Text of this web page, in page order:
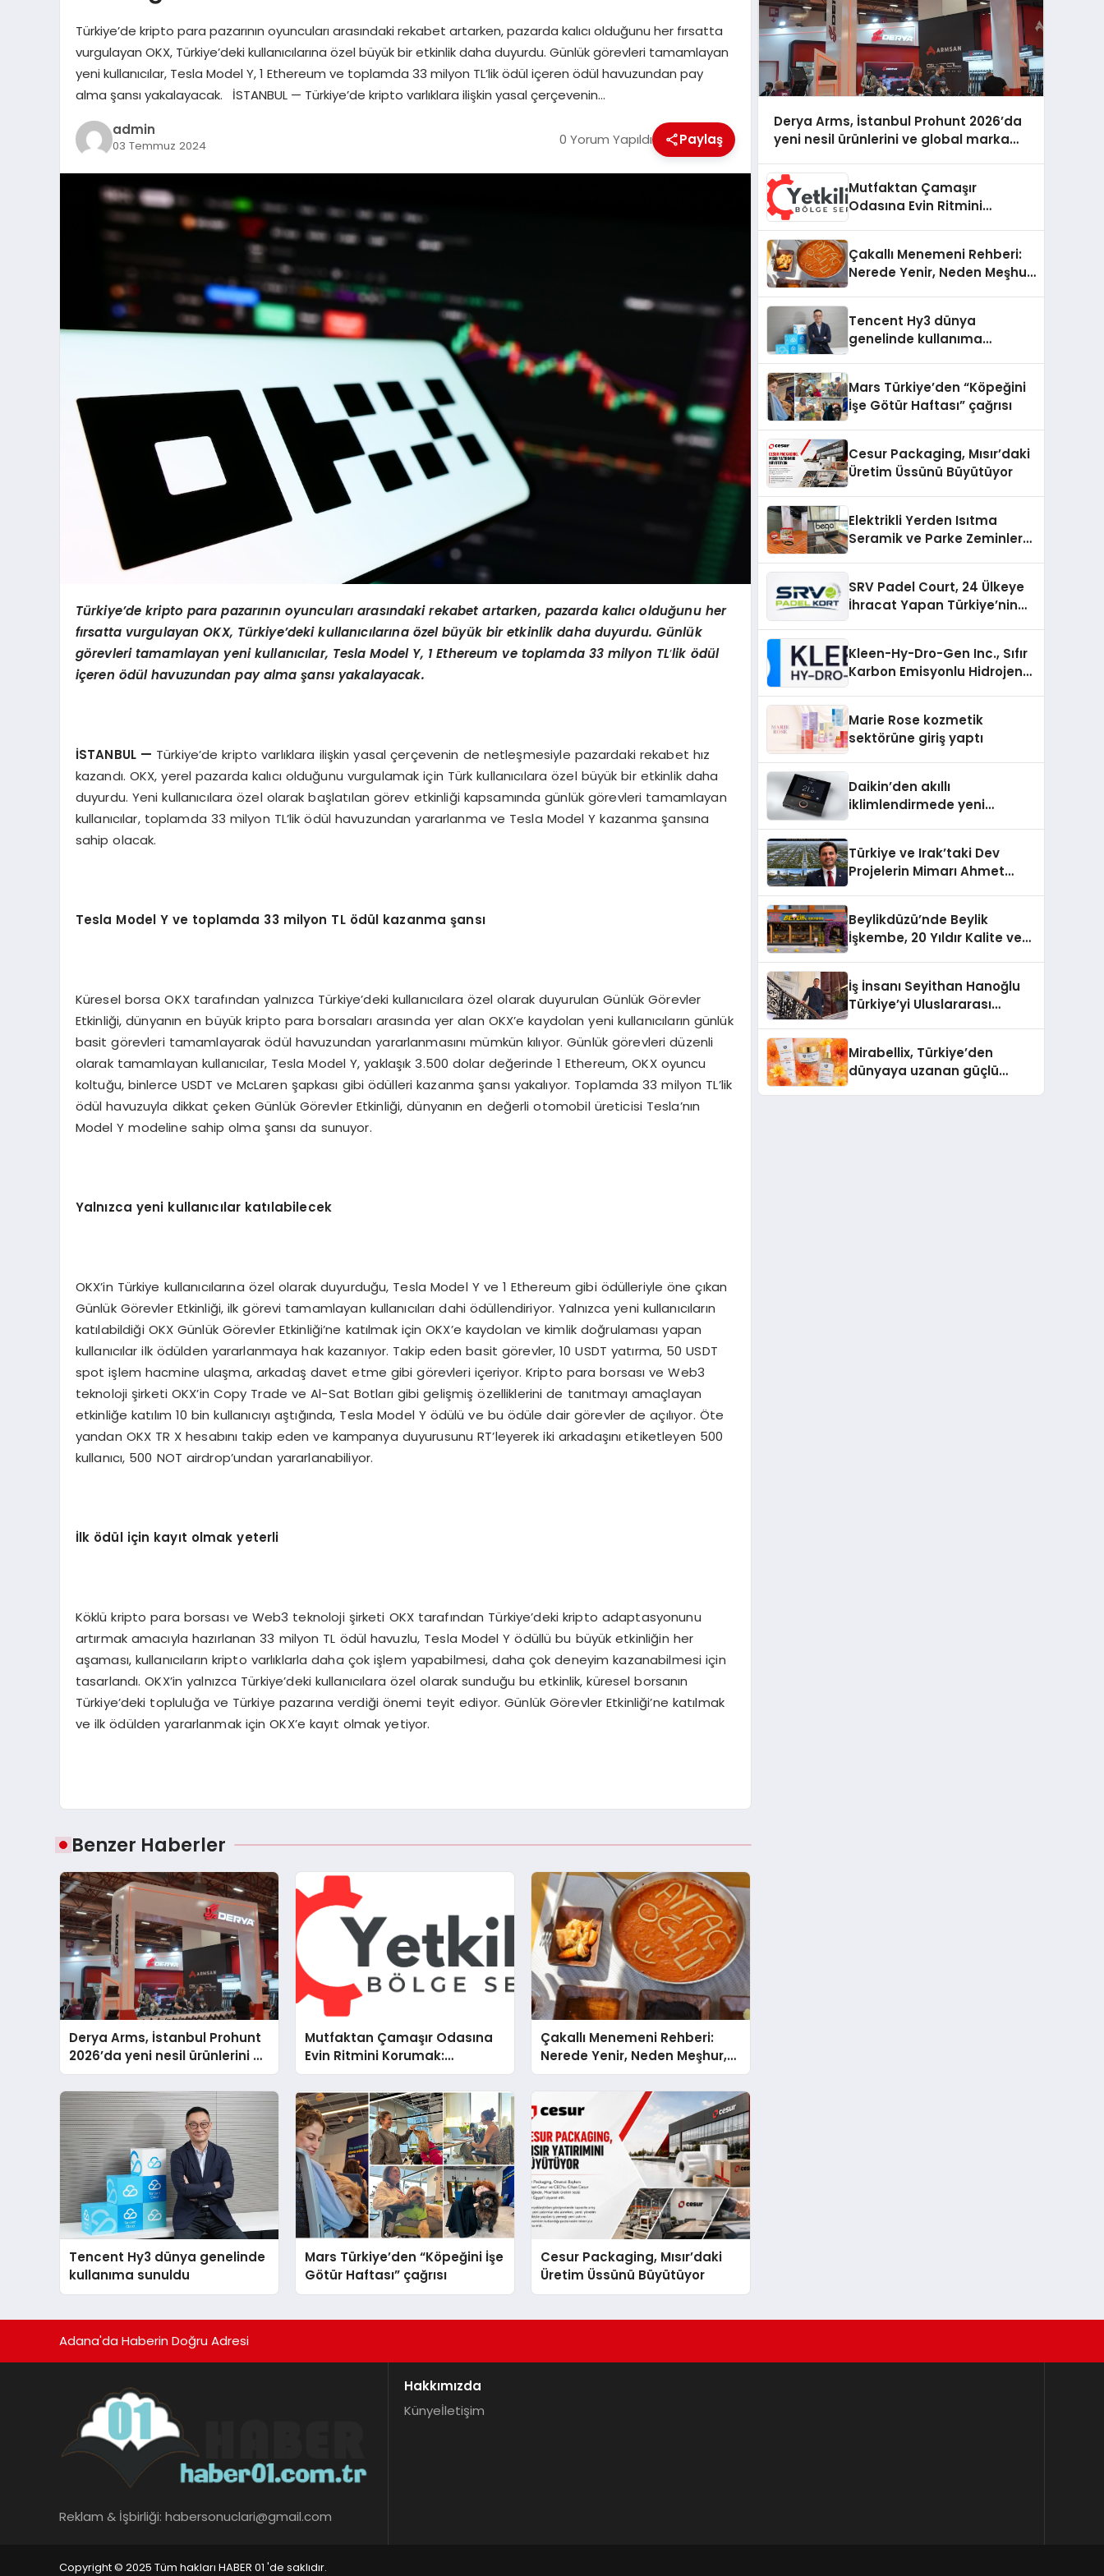
Türkiye’de kripto para pazarının oyuncuları arasındaki rekabet artarken, pazarda kalıcı olduğunu her fırsatta
vurgulayan OKX, Türkiye’deki kullanıcılarına özel büyük bir etkinlik daha duyurdu. Günlük görevleri tamamlayan
yeni kullanıcılar, Tesla Model Y, 1 Ethereum ve toplamda 33 milyon TL’lik ödül içeren ödül havuzundan pay
alma şansı yakalayacak. İSTANBUL — Türkiye’de kripto varlıklara ilişkin yasal çerçevenin…
admin
03 Temmuz 2024 0 Yorum Yapıldı Paylaş
Türkiye’de kripto para pazarının oyuncuları arasındaki rekabet artarken, pazarda kalıcı olduğunu her
fırsatta vurgulayan OKX, Türkiye’deki kullanıcılarına özel büyük bir etkinlik daha duyurdu. Günlük
görevleri tamamlayan yeni kullanıcılar, Tesla Model Y, 1 Ethereum ve toplamda 33 milyon TL’lik ödül
içeren ödül havuzundan pay alma şansı yakalayacak.
İSTANBUL — Türkiye’de kripto varlıklara ilişkin yasal çerçevenin de netleşmesiyle pazardaki rekabet hız
kazandı. OKX, yerel pazarda kalıcı olduğunu vurgulamak için Türk kullanıcılara özel büyük bir etkinlik daha
duyurdu. Yeni kullanıcılara özel olarak başlatılan görev etkinliği kapsamında günlük görevleri tamamlayan
kullanıcılar, toplamda 33 milyon TL’lik ödül havuzundan yararlanma ve Tesla Model Y kazanma şansına
sahip olacak.
Tesla Model Y ve toplamda 33 milyon TL ödül kazanma şansı
Küresel borsa OKX tarafından yalnızca Türkiye’deki kullanıcılara özel olarak duyurulan Günlük Görevler
Etkinliği, dünyanın en büyük kripto para borsaları arasında yer alan OKX’e kaydolan yeni kullanıcıların günlük
basit görevleri tamamlayarak ödül havuzundan yararlanmasını mümkün kılıyor. Günlük görevleri düzenli
olarak tamamlayan kullanıcılar, Tesla Model Y, yaklaşık 3.500 dolar değerinde 1 Ethereum, OKX oyuncu
koltuğu, binlerce USDT ve McLaren şapkası gibi ödülleri kazanma şansı yakalıyor. Toplamda 33 milyon TL’lik
ödül havuzuyla dikkat çeken Günlük Görevler Etkinliği, dünyanın en değerli otomobil üreticisi Tesla’nın
Model Y modeline sahip olma şansı da sunuyor.
Yalnızca yeni kullanıcılar katılabilecek
OKX’in Türkiye kullanıcılarına özel olarak duyurduğu, Tesla Model Y ve 1 Ethereum gibi ödülleriyle öne çıkan
Günlük Görevler Etkinliği, ilk görevi tamamlayan kullanıcıları dahi ödüllendiriyor. Yalnızca yeni kullanıcıların
katılabildiği OKX Günlük Görevler Etkinliği’ne katılmak için OKX’e kaydolan ve kimlik doğrulaması yapan
kullanıcılar ilk ödülden yararlanmaya hak kazanıyor. Takip eden basit görevler, 10 USDT yatırma, 50 USDT
spot işlem hacmine ulaşma, arkadaş davet etme gibi görevleri içeriyor. Kripto para borsası ve Web3
teknoloji şirketi OKX’in Copy Trade ve Al-Sat Botları gibi gelişmiş özelliklerini de tanıtmayı amaçlayan
etkinliğe katılım 10 bin kullanıcıyı aştığında, Tesla Model Y ödülü ve bu ödüle dair görevler de açılıyor. Öte
yandan OKX TR X hesabını takip eden ve kampanya duyurusunu RT’leyerek iki arkadaşını etiketleyen 500
kullanıcı, 500 NOT airdrop’undan yararlanabiliyor.
İlk ödül için kayıt olmak yeterli
Köklü kripto para borsası ve Web3 teknoloji şirketi OKX tarafından Türkiye’deki kripto adaptasyonunu
artırmak amacıyla hazırlanan 33 milyon TL ödül havuzlu, Tesla Model Y ödüllü bu büyük etkinliğin her
aşaması, kullanıcıların kripto varlıklarla daha çok işlem yapabilmesi, daha çok deneyim kazanabilmesi için
tasarlandı. OKX’in yalnızca Türkiye’deki kullanıcılara özel olarak sunduğu bu etkinlik, küresel borsanın
Türkiye’deki topluluğa ve Türkiye pazarına verdiği önemi teyit ediyor. Günlük Görevler Etkinliği’ne katılmak
ve ilk ödülden yararlanmak için OKX’e kayıt olmak yetiyor.
Benzer Haberler
Derya Arms, İstanbul Prohunt
2026’da yeni nesil ürünlerini ve
global marka vizyonunu
sergiledi
Mutfaktan Çamaşır Odasına
Evin Ritmini Korumak:
Electrolux Cihazlarında Dürüst
Teknik Destek Deneyimi
Çakallı Menemeni Rehberi:
Nerede Yenir, Neden Meşhur,
Nasıl Yapılır?
Tencent Hy3 dünya genelinde
kullanıma sunuldu
Mars Türkiye’den “Köpeğini İşe
Götür Haftası” çağrısı
Cesur Packaging, Mısır’daki
Üretim Üssünü Büyütüyor
Derya Arms, İstanbul Prohunt 2026’da
yeni nesil ürünlerini ve global marka
Mutfaktan Çamaşır
Odasına Evin Ritmini
Destek Deneyimi
Çakallı Menemeni Rehberi:
Nerede Yenir, Neden Meşhur,
Tencent Hy3 dünya
genelinde kullanıma
Mars Türkiye’den “Köpeğini
İşe Götür Haftası” çağrısı
Cesur Packaging, Mısır’daki
Üretim Üssünü Büyütüyor
Elektrikli Yerden Isıtma
Seramik ve Parke Zeminler
SRV Padel Court, 24 Ülkeye
İhracat Yapan Türkiye’nin
Kleen-Hy-Dro-Gen Inc., Sıfır
Karbon Emisyonlu Hidrojen
Aldı
Marie Rose kozmetik
sektörüne giriş yaptı
Daikin’den akıllı
iklimlendirmede yeni
Türkiye ve Irak’taki Dev
Projelerin Mimarı Ahmet
Holding Industrial City”
Projesini Hayata Geçirecek
Beylikdüzü’nde Beylik
İşkembe, 20 Yıldır Kalite ve
İş İnsanı Seyithan Hanoğlu
Türkiye’yi Uluslararası
Mirabellix, Türkiye’den
dünyaya uzanan güçlü
Adana'da Haberin Doğru Adresi
Reklam & İşbirliği: habersonuclari@gmail.com
Hakkımızda
Künyeİletişim
Copyright © 2025 Tüm hakları HABER 01 'de saklıdır.